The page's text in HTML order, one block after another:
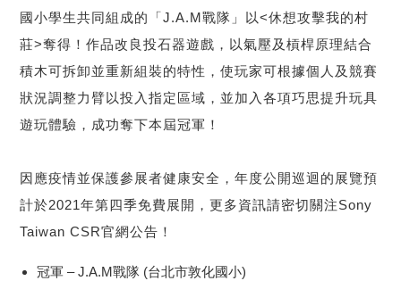
國小學生共同組成的「J.A.M戰隊」以<休想攻擊我的村
莊>奪得！作品改良投石器遊戲，以氣壓及槓桿原理結合
積木可拆卸並重新組裝的特性，使玩家可根據個人及競賽
狀況調整力臂以投入指定區域，並加入各項巧思提升玩具
遊玩體驗，成功奪下本屆冠軍！
因應疫情並保護參展者健康安全，年度公開巡迴的展覽預
計於2021年第四季免費展開，更多資訊請密切關注Sony
Taiwan CSR官網公告！
冠軍 – J.A.M戰隊 (台北市敦化國小)